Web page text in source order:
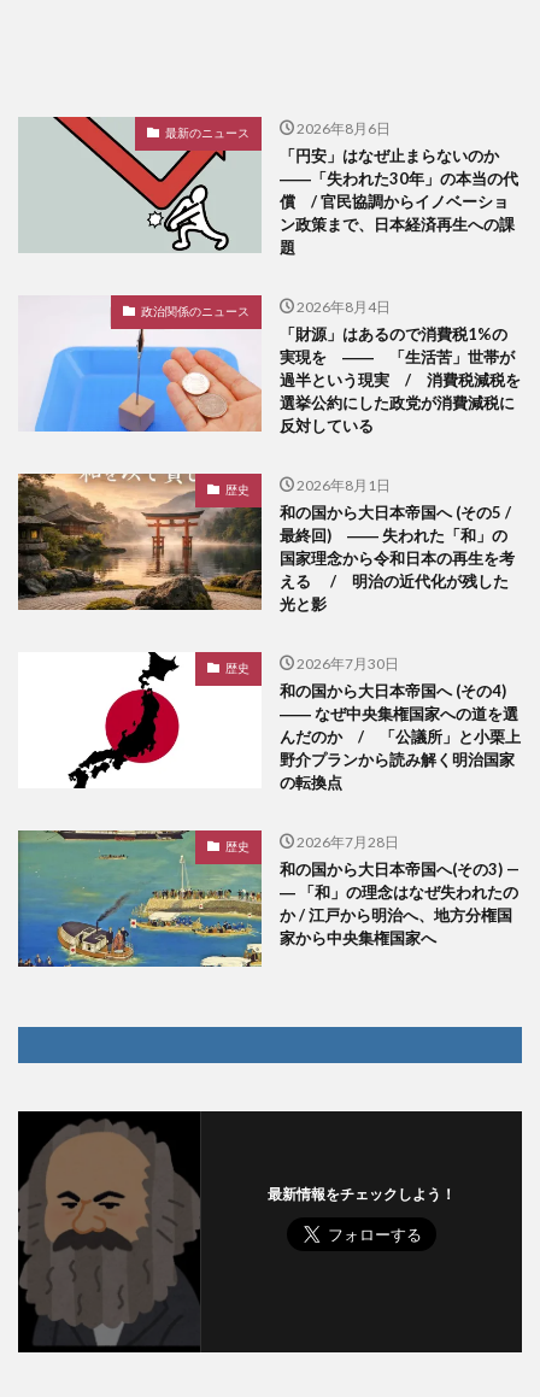
最新のニュース 2026年8月6日
「円安」はなぜ止まらないのか
――「失われた30年」の本当の代
償 / 官民協調からイノベーショ
ン政策まで、日本経済再生への課
題
政治関係のニュース 2026年8月4日
「財源」はあるので消費税1%の
実現を ―― 「生活苦」世帯が
過半という現実 / 消費税減税を
選挙公約にした政党が消費減税に
反対している
歴史 2026年8月1日
和の国から大日本帝国へ (その5 /
最終回) ―― 失われた「和」の
国家理念から令和日本の再生を考
える / 明治の近代化が残した
光と影
歴史 2026年7月30日
和の国から大日本帝国へ (その4)
―― なぜ中央集権国家への道を選
んだのか / 「公議所」と小栗上
野介プランから読み解く明治国家
の転換点
歴史 2026年7月28日
和の国から大日本帝国へ(その3) —
― 「和」の理念はなぜ失われたの
か / 江戸から明治へ、地方分権国
家から中央集権国家へ
最新情報をチェックしよう！